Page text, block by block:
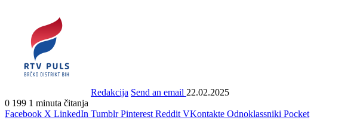
Redakcija Send an email 22.02.2025
0 199 1 minuta čitanja
Facebook X LinkedIn Tumblr Pinterest Reddit VKontakte Odnoklassniki Pocket